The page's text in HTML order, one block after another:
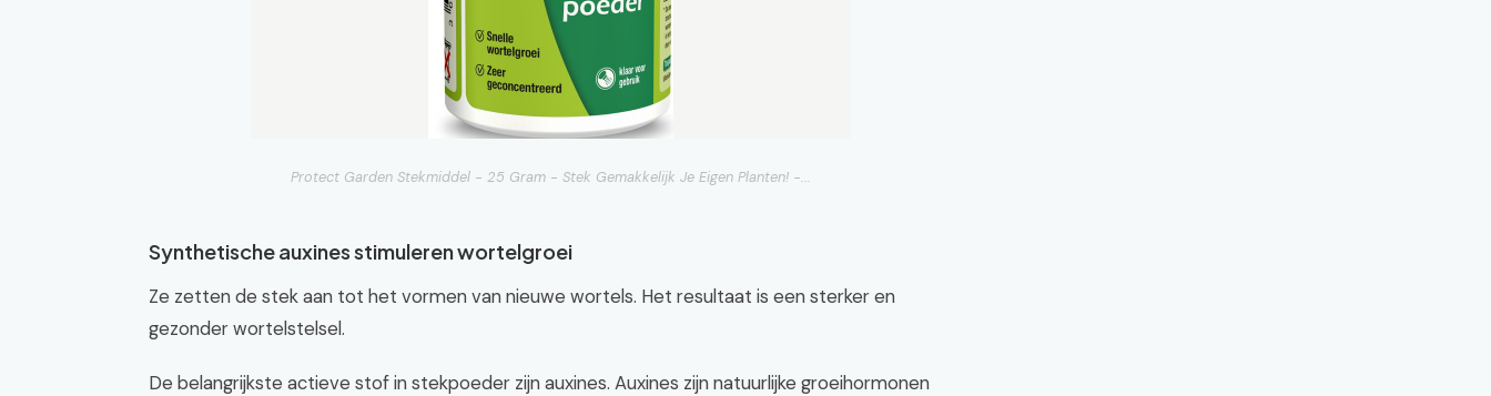
Protect Garden Stekmiddel - 25 Gram - Stek Gemakkelijk Je Eigen Planten! -...
Synthetische auxines stimuleren wortelgroei
Ze zetten de stek aan tot het vormen van nieuwe wortels. Het resultaat is een sterker en
gezonder wortelstelsel.
De belangrijkste actieve stof in stekpoeder zijn auxines. Auxines zijn natuurlijke groeihormonen